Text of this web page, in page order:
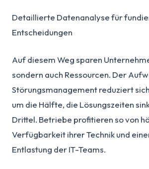
Detaillierte Datenanalyse für
Entscheidungen
Auf diesem Weg sparen
sondern auch Ressourcen. Der
Störungsmanagement reduziert
um die Hälfte, die Lösungszeiten
Drittel. Betriebe profitieren so von
Verfügbarkeit ihrer Technik und
Entlastung der IT-Teams.